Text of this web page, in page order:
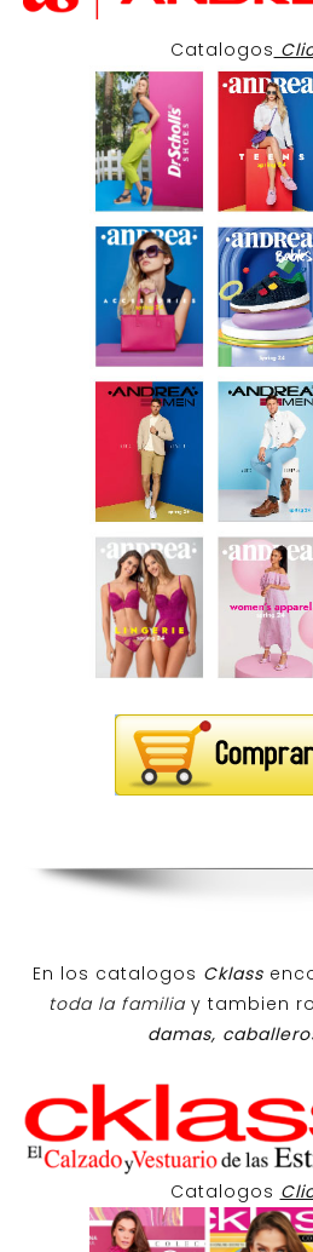
Catalogos
En los catalogos Cklass
toda la familiay tambien
damas,
Catalogos